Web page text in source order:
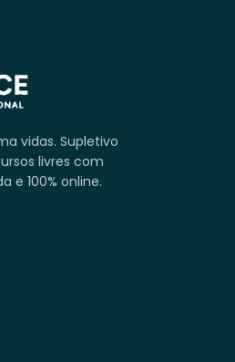
vidas. Supletivo
livres com
e 100% online.